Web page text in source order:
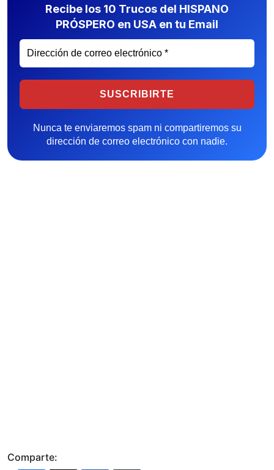
Recibe los 10 Trucos del HISPANO
PRÓSPERO en USA en tu Email
Nunca te enviaremos spam ni compartiremos su
dirección de correo electrónico con nadie.
Comparte: